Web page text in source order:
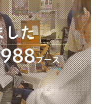
した
988ブース